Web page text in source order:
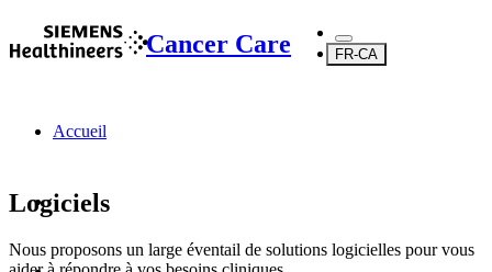
Cancer Care FR-CA
Accueil
Logiciels
Nous proposons un large éventail de solutions logicielles pour vous